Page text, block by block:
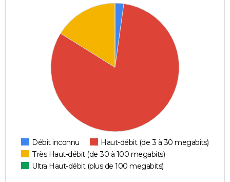
Débit inconnu
Haut-débit (de 3 à 30 megabits)
Très Haut-débit (de 30 à 100 megabits)
Ultra Haut-débit (plus de 100 megabits)